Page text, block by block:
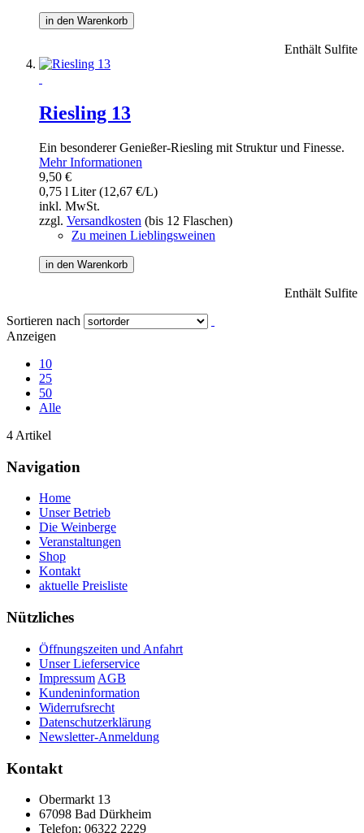
in den Warenkorb
Enthält Sulfite
Riesling 13
Ein besonderer Genießer-Riesling mit Struktur und Finesse.
Mehr Informationen
9,50 €
0,75 l Liter (12,67 €/L)
inkl. MwSt.
zzgl. Versandkosten (bis 12 Flaschen)
Zu meinen Lieblingsweinen
in den Warenkorb
Enthält Sulfite
Sortieren nach
Anzeigen
10
25
50
Alle
4 Artikel
Navigation
Home
Unser Betrieb
Die Weinberge
Veranstaltungen
Shop
Kontakt
aktuelle Preisliste
Nützliches
Öffnungszeiten und Anfahrt
Unser Lieferservice
Impressum AGB
Kundeninformation
Widerrufsrecht
Datenschutzerklärung
Newsletter-Anmeldung
Kontakt
Obermarkt 13
67098 Bad Dürkheim
Telefon: 06322 2229